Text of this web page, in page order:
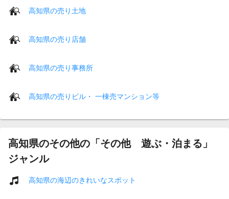
高知県の売り土地
高知県の売り店舗
高知県の売り事務所
高知県の売りビル・ 一棟売マンション等
高知県のその他の「その他 遊ぶ・泊まる」
ジャンル
高知県の海辺のきれいなスポット